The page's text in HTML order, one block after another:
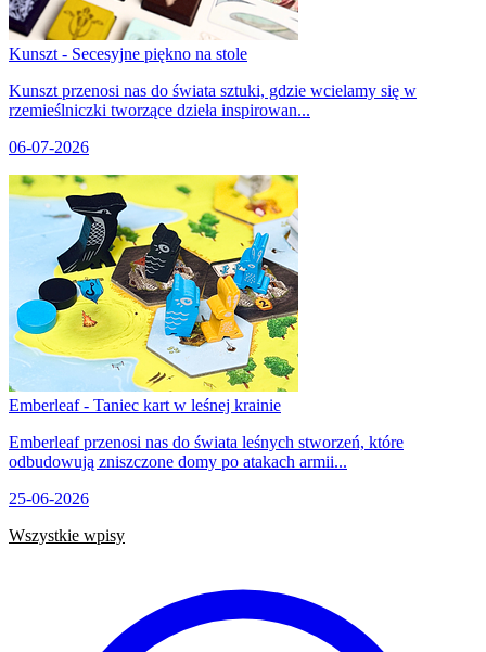
Kunszt - Secesyjne piękno na stole
Kunszt przenosi nas do świata sztuki, gdzie wcielamy się w
rzemieślniczki tworzące dzieła inspirowan...
06-07-2026
Emberleaf - Taniec kart w leśnej krainie
Emberleaf przenosi nas do świata leśnych stworzeń, które
odbudowują zniszczone domy po atakach armii...
25-06-2026
Wszystkie wpisy